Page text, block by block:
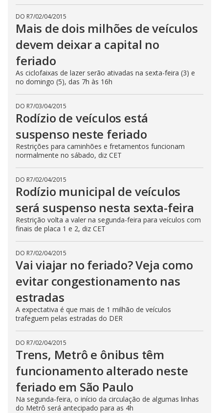
DO R7/02/04/2015
Mais de dois milhões de veículos
devem deixar a capital no
feriado
As ciclofaixas de lazer serão ativadas na sexta-feira (3) e
no domingo (5), das 7h às 16h
DO R7/03/04/2015
Rodízio de veículos está
suspenso neste feriado
Restrições para caminhões e fretamentos funcionam
normalmente no sábado, diz CET
DO R7/02/04/2015
Rodízio municipal de veículos
será suspenso nesta sexta-feira
Restrição volta a valer na segunda-feira para veículos com
finais de placa 1 e 2, diz CET
DO R7/02/04/2015
Vai viajar no feriado? Veja como
evitar congestionamento nas
estradas
A expectativa é que mais de 1 milhão de veículos
trafeguem pelas estradas do DER
DO R7/02/04/2015
Trens, Metrô e ônibus têm
funcionamento alterado neste
feriado em São Paulo
Na segunda-feira, o início da circulação de algumas linhas
do Metrô será antecipado para as 4h